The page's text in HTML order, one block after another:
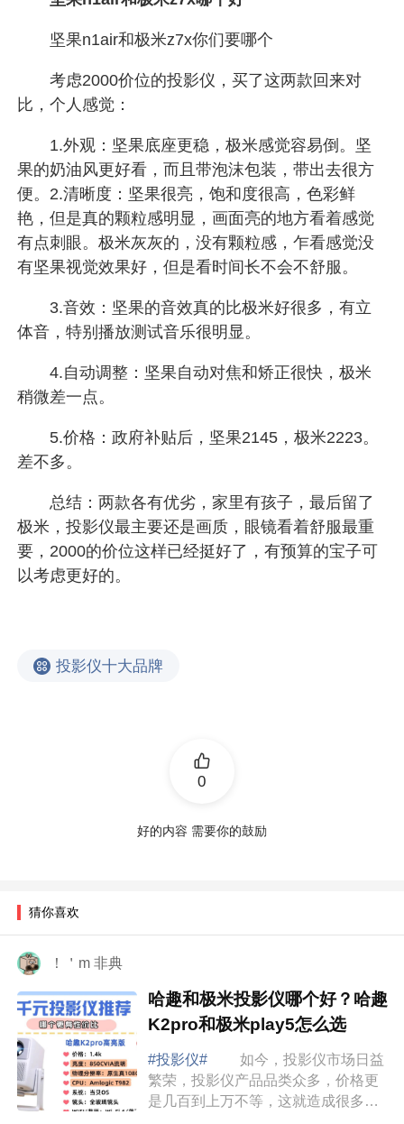
坚果n1air和极米z7x你们要哪个
考虑2000价位的投影仪，买了这两款回来对
比，个人感觉：
1.外观：坚果底座更稳，极米感觉容易倒。坚
果的奶油风更好看，而且带泡沫包装，带出去很方
便。2.清晰度：坚果很亮，饱和度很高，色彩鲜
艳，但是真的颗粒感明显，画面亮的地方看着感觉
有点刺眼。极米灰灰的，没有颗粒感，乍看感觉没
有坚果视觉效果好，但是看时间长不会不舒服。
3.音效：坚果的音效真的比极米好很多，有立
体音，特别播放测试音乐很明显。
4.自动调整：坚果自动对焦和矫正很快，极米
稍微差一点。
5.价格：政府补贴后，坚果2145，极米2223。
差不多。
总结：两款各有优劣，家里有孩子，最后留了
极米，投影仪最主要还是画质，眼镜看着舒服最重
要，2000的价位这样已经挺好了，有预算的宝子可
以考虑更好的。
投影仪十大品牌
0
好的内容 需要你的鼓励
猜你喜欢
！＇m 非典
哈趣和极米投影仪哪个好？哈趣
K2pro和极米play5怎么选
#投影仪#
如今，投影仪市场日益
繁荣，投影仪产品品类众多，价格更
是几百到上万不等，这就造成很多人